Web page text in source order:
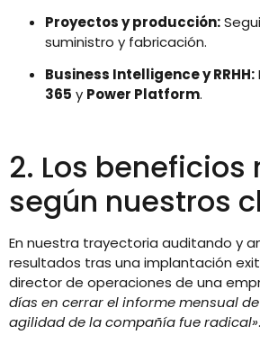
Proyectos y producción:
suministro y fabricación.
Business Intelligence y RRHH:
365 y Power Platform.
2. Los beneficios
según nuestros
En nuestra trayectoria auditando y
resultados tras una implantación
director de operaciones de una
días en cerrar el informe mensual
agilidad de la compañía fue radical».